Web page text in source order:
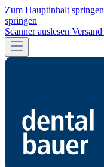
Zum Hauptinhalt springen
springen
Scanner auslesen Versand